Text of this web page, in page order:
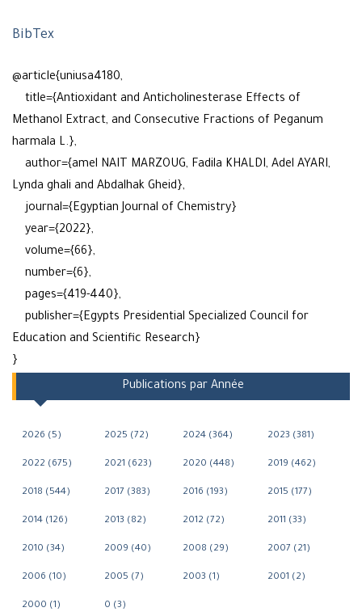
BibTex
@article{uniusa4180,
title={Antioxidant and Anticholinesterase Effects of
Methanol Extract, and Consecutive Fractions of Peganum
harmala L.},
author={amel NAIT MARZOUG, Fadila KHALDI, Adel AYARI,
Lynda ghali and Abdalhak Gheid},
journal={Egyptian Journal of Chemistry}
year={2022},
volume={66},
number={6},
pages={419-440},
publisher={Egypts Presidential Specialized Council for
Education and Scientific Research}
}
Publications par Année
2026 (5) 2025 (72) 2024 (364) 2023 (381)
2022 (675) 2021 (623) 2020 (448) 2019 (462)
2018 (544) 2017 (383) 2016 (193) 2015 (177)
2014 (126) 2013 (82) 2012 (72) 2011 (33)
2010 (34) 2009 (40) 2008 (29) 2007 (21)
2006 (10) 2005 (7) 2003 (1) 2001 (2)
2000 (1) 0 (3)